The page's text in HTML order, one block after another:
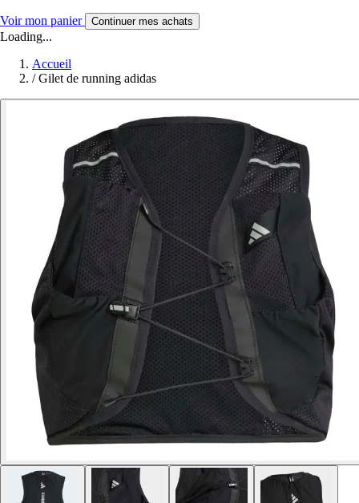
Voir mon panier Continuer mes achats
Loading...
Accueil
/ Gilet de running adidas